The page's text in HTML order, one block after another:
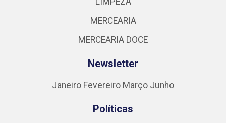
MERCEARIA
MERCEARIA DOCE
Newsletter
Janeiro Fevereiro Março Junho
Políticas